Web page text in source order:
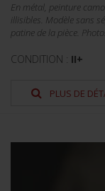
En métal, peinture
illisibles. Modèle sans
patine de la pièce.
CONDITION : II+
PLUS DE